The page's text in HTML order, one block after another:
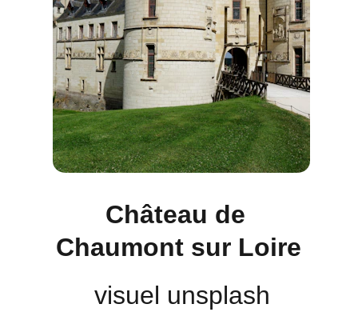
Château de
Chaumont sur Loire
visuel unsplash